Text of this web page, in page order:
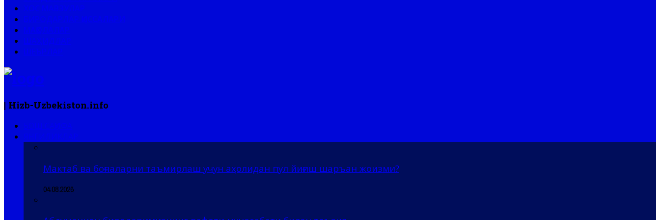
| Hizb-Uzbekiston.info
Мактаб ва боғчаларни таъмирлаш учун аҳолидан пул йиғиш шаръан жоизми?
04.08.2026